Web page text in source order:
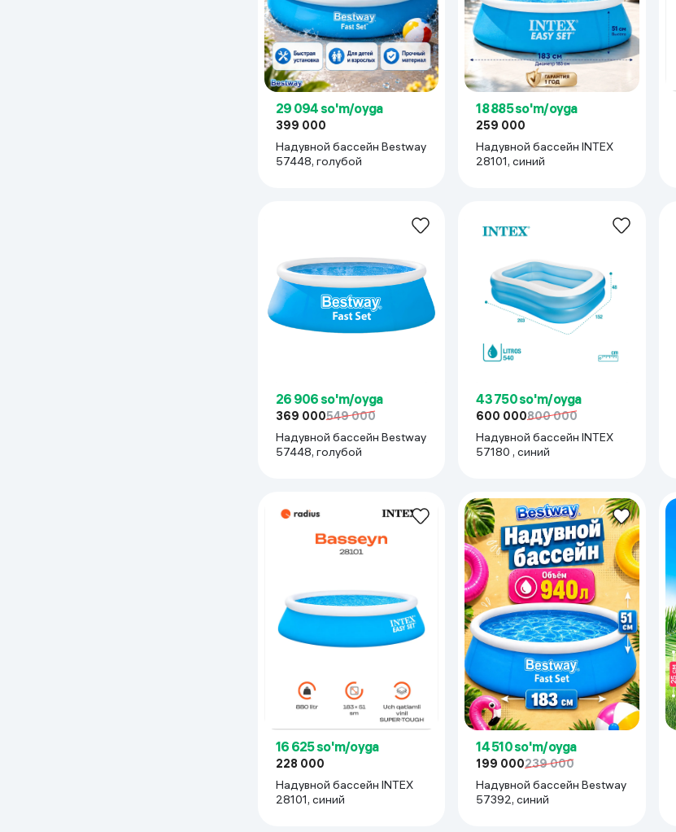
29 094 so'm/oyga
399 000
Надувной бассейн Bestway
57448, голубой
18 885 so'm/oyga
259 000
Надувной бассейн INTEX
28101, синий
26 906 so'm/oyga
369 000549 000
Надувной бассейн Bestway
57448, голубой
43 750 so'm/oyga
600 000800 000
Надувной бассейн INTEX
57180 , синий
16 625 so'm/oyga
228 000
Надувной бассейн INTEX
28101, синий
14 510 so'm/oyga
199 000239 000
Надувной бассейн Bestway
57392, синий